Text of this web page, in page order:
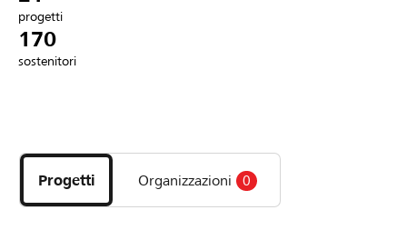
Registrazione
progetti
170
sostenitori
i
progetti
e
Progetti Organizzazioni 0